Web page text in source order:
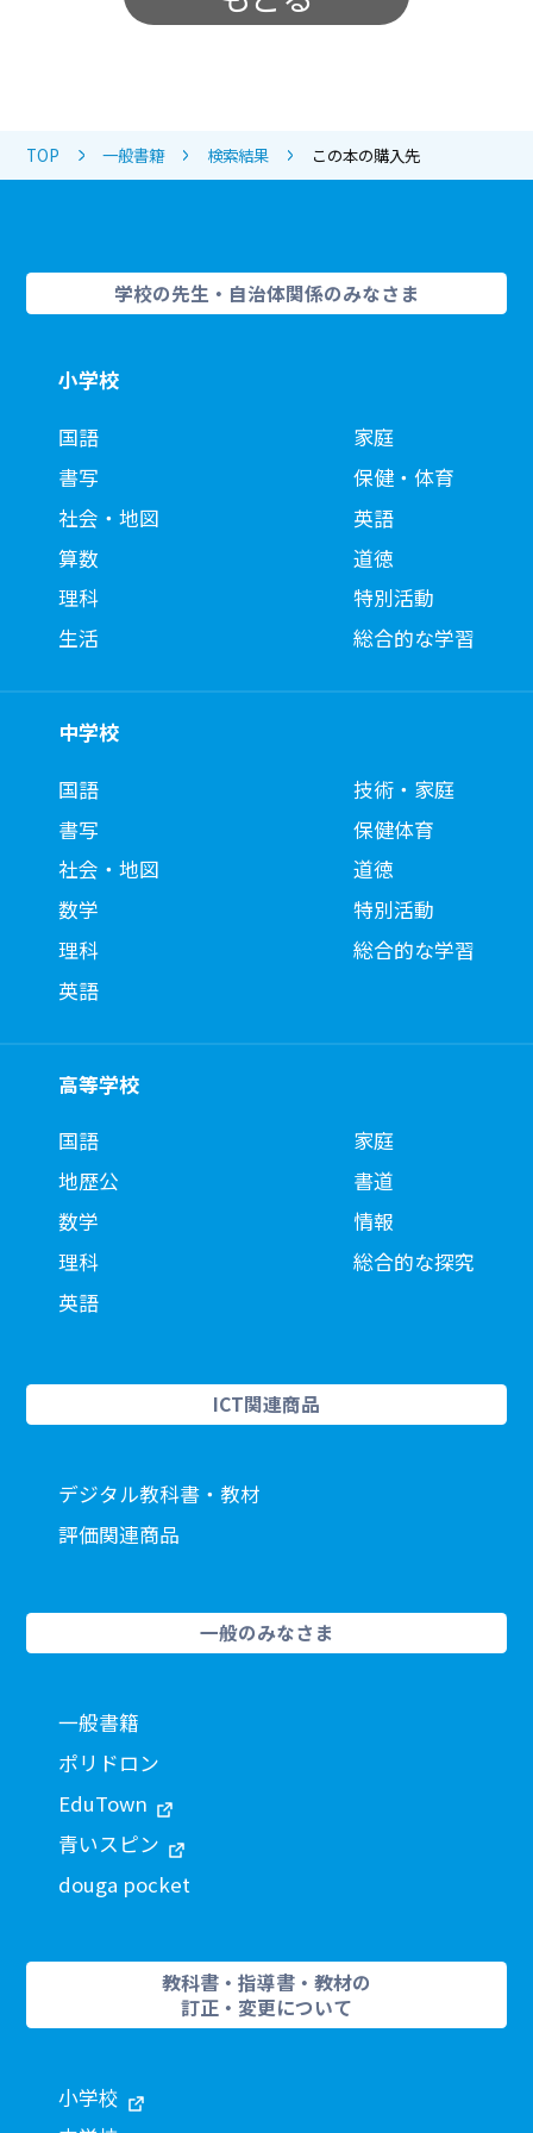
TOP 一般書籍 検索結果 この本の購入先
学校の先生・自治体関係のみなさま
小学校
国語
書写
社会・地図
算数
理科
生活
家庭
保健・体育
英語
道徳
特別活動
総合的な学習
中学校
国語
書写
社会・地図
数学
理科
英語
技術・家庭
保健体育
道徳
特別活動
総合的な学習
高等学校
国語
地歴公
数学
理科
英語
家庭
書道
情報
総合的な探究
ICT関連商品
デジタル教科書・教材
評価関連商品
一般のみなさま
一般書籍
ポリドロン
EduTown
青いスピン
douga pocket
教科書・指導書・教材の
訂正・変更について
小学校